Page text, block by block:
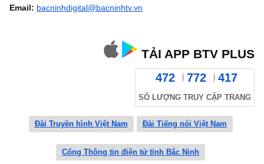
Email: bacninhdigital@bacninhtv.vn
TẢI APP BTV PLUS
472 772 417
SỐ LƯỢNG TRUY CẬP TRANG
Đài Truyền hình Việt Nam Đài Tiếng nói Việt Nam
Cổng Thông tin điện tử tỉnh Bắc Ninh